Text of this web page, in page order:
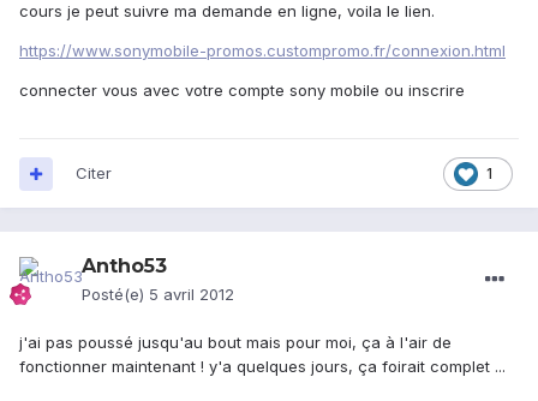
cours je peut suivre ma demande en ligne, voila le lien.
https://www.sonymobile-promos.custompromo.fr/connexion.html
connecter vous avec votre compte sony mobile ou inscrire
1
Citer
Antho53
Posté(e) 5 avril 2012
j'ai pas poussé jusqu'au bout mais pour moi, ça à l'air de
fonctionner maintenant ! y'a quelques jours, ça foirait complet ...